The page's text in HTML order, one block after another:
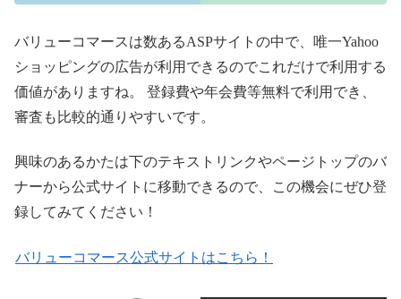
バリューコマースは数あるASPサイトの中で、唯一Yahoo
ショッピングの広告が利用できるのでこれだけで利用する
価値がありますね。 登録費や年会費等無料で利用でき、
審査も比較的通りやすいです。
興味のあるかたは下のテキストリンクやページトップのバ
ナーから公式サイトに移動できるので、この機会にぜひ登
録してみてください！
バリューコマース公式サイトはこちら！